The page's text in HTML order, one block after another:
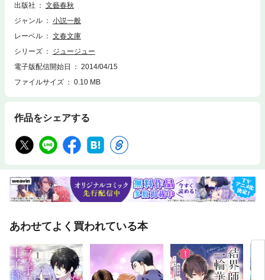
出版社
文藝春秋
ジャンル
小説一般
レーベル
文春文庫
シリーズ
ジュージュー
電子版配信開始日
2014/04/15
ファイルサイズ
0.10 MB
作品をシェアする
あわせてよく買われている本